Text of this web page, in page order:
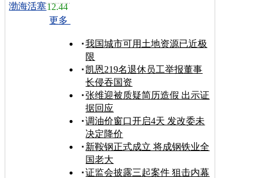
渤海活塞12.44
更多
我国城市可用土地资源已近极
限
凯恩219名退休员工举报董事
长侵吞国资
张维迎被质疑简历造假 出示证
据回应
调油价窗口开启4天 发改委未
决定降价
新鞍钢正式成立 将成钢铁业全
国老大
证监会披露三起案件 狙击内幕